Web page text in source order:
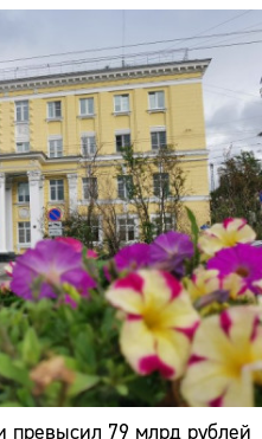
превысил 79 млрд рублей